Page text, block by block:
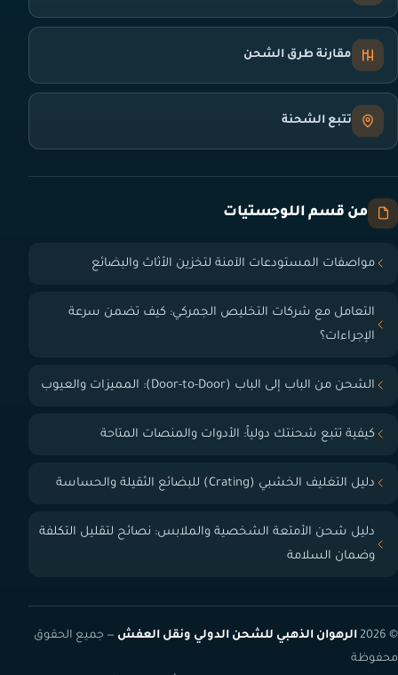
مقارنة طرق الشحن
تتبع الشحنة
من قسم اللوجستيات
مواصفات المستودعات الآمنة لتخزين الأثاث والبضائع
التعامل مع شركات التخليص الجمركي: كيف تضمن سرعة
الإجراءات؟
الشحن من الباب إلى الباب (Door-to-Door): المميزات والعيوب
كيفية تتبع شحنتك دولياً: الأدوات والمنصات المتاحة
دليل التغليف الخشبي (Crating) للبضائع الثقيلة والحساسة
دليل شحن الأمتعة الشخصية والملابس: نصائح لتقليل التكلفة
وضمان السلامة
© 2026 الرهوان الذهبي للشحن الدولي ونقل العفش — جميع الحقوق
محفوظة